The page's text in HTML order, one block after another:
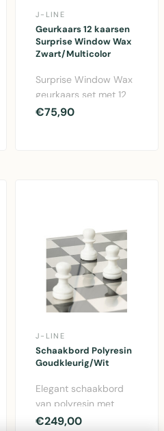
J-LINE
Geurkaars 12 kaarsen
Surprise Window Wax
Zwart/Multicolor
Surprise Window Wax
geurkaars set met 12
kaarsen in zwart met
€75,90
J-LINE
Schaakbord Polyresin
Goudkleurig/Wit
Elegant schaakbord
van polyresin met
goudkleurige en witte
€249,00